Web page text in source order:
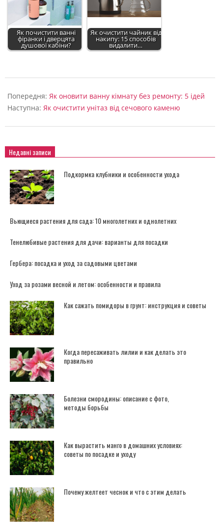
Як почистити ванні
фіранки і дверцята
душової кабіни?
Як очистити чайник від
накипу: 15 способів
видалити…
06-
05
Попередня: Як оновити ванну кімнату без ремонту: 5 ідей
Наступна: Як очистити унітаз від сечового каменю
Недавні записи
Подкормка клубники и особенности ухода
Вьющиеся растения для сада: 10 многолетних и однолетних
Тенелюбивые растения для дачи: варианты для посадки
Гербера: посадка и уход за садовыми цветами
Уход за розами весной и летом: особенности и правила
Как сажать помидоры в грунт: инструкция и советы
Когда пересаживать лилии и как делать это
правильно
Болезни смородины: описание с фото,
методы борьбы
Как вырастить манго в домашних условиях:
советы по посадке и уходу
Почему желтеет чеснок и что с этим делать